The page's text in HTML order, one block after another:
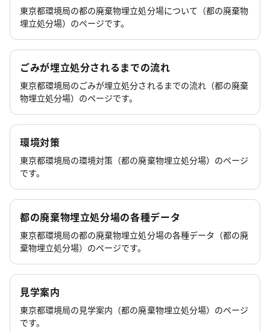
東京都環境局の都の廃棄物埋立処分場について（都の廃棄物
埋立処分場）のページです。
ごみが埋立処分されるまでの流れ
東京都環境局のごみが埋立処分されるまでの流れ（都の廃棄
物埋立処分場）のページです。
環境対策
東京都環境局の環境対策（都の廃棄物埋立処分場）のページ
です。
都の廃棄物埋立処分場の各種データ
東京都環境局の都の廃棄物埋立処分場の各種データ（都の廃
棄物埋立処分場）のページです。
見学案内
東京都環境局の見学案内（都の廃棄物埋立処分場）のページ
です。